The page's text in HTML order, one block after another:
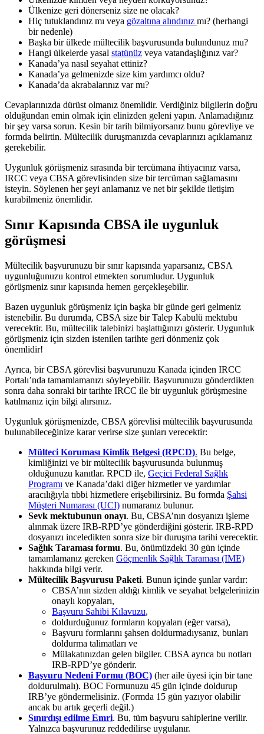
Ülkenize geri dönerseniz size ne olacak?
Hiç tutuklandınız mı veya gözaltına alındınız mı? (herhangi
bir nedenle)
Başka bir ülkede mültecilik başvurusunda bulundunuz mu?
Hangi ülkelerde yasal statünüz veya vatandaşlığınız var?
Kanada’ya nasıl seyahat ettiniz?
Kanada’ya gelmenizde size kim yardımcı oldu?
Kanada’da akrabalarınız var mı?
Cevaplarınızda dürüst olmanız önemlidir. Verdiğiniz bilgilerin doğru
olduğundan emin olmak için elinizden geleni yapın. Anlamadığınız
bir şey varsa sorun. Kesin bir tarih bilmiyorsanız bunu görevliye ve
formda belirtin. Mültecilik duruşmanızda cevaplarınızı açıklamanız
gerekebilir.
Uygunluk görüşmeniz sırasında bir tercümana ihtiyacınız varsa,
IRCC veya CBSA görevlisinden size bir tercüman sağlamasını
isteyin. Söylenen her şeyi anlamanız ve net bir şekilde iletişim
kurabilmeniz önemlidir.
Sınır Kapısında CBSA ile uygunluk
görüşmesi
Mültecilik başvurunuzu bir sınır kapısında yaparsanız, CBSA
uygunluğunuzu kontrol etmekten sorumludur. Uygunluk
görüşmeniz sınır kapısında hemen gerçekleşebilir.
Bazen uygunluk görüşmeniz için başka bir günde geri gelmeniz
istenebilir. Bu durumda, CBSA size bir Talep Kabulü mektubu
verecektir. Bu, mültecilik talebinizi başlattığınızı gösterir. Uygunluk
görüşmeniz için sizden istenilen tarihte geri dönmeniz çok
önemlidir!
Ayrıca, bir CBSA görevlisi başvurunuzu Kanada içinden IRCC
Portalı’nda tamamlamanızı söyleyebilir. Başvurunuzu gönderdikten
sonra daha sonraki bir tarihte IRCC ile bir uygunluk görüşmesine
katılmanız için bilgi alırsınız.
Uygunluk görüşmenizde, CBSA görevlisi mültecilik başvurusunda
bulunabileceğinize karar verirse size şunları verecektir:
Mülteci Koruması Kimlik Belgesi (RPCD). Bu belge,
kimliğinizi ve bir mültecilik başvurusunda bulunmuş
olduğunuzu kanıtlar. RPCD ile, Geçici Federal Sağlık
Programı ve Kanada’daki diğer hizmetler ve yardımlar
aracılığıyla tıbbi hizmetlere erişebilirsiniz. Bu formda Şahsi
Müşteri Numarası (UCI) numaranız bulunur.
Sevk mektubunun onayı. Bu, CBSA’nın dosyanızı işleme
alınmak üzere IRB-RPD’ye gönderdiğini gösterir. IRB-RPD
dosyanızı inceledikten sonra size bir duruşma tarihi verecektir.
Sağlık Taraması formu. Bu, önümüzdeki 30 gün içinde
tamamlamanız gereken Göçmenlik Sağlık Taraması (IME)
hakkında bilgi verir.
Mültecilik Başvurusu Paketi. Bunun içinde şunlar vardır:
CBSA’nın sizden aldığı kimlik ve seyahat belgelerinizin
onaylı kopyaları,
Başvuru Sahibi Kılavuzu,
doldurduğunuz formların kopyaları (eğer varsa),
Başvuru formlarını şahsen doldurmadıysanız, bunları
doldurma talimatları ve
Mülakatınızdan gelen bilgiler. CBSA ayrıca bu notları
IRB-RPD’ye gönderir.
Başvuru Nedeni Formu (BOC) (her aile üyesi için bir tane
doldurulmalı). BOC Formunuzu 45 gün içinde doldurup
IRB’ye göndermelisiniz. (Formda 15 gün yazıyor olabilir
ancak bu artık geçerli değil.)
Sınırdışı edilme Emri. Bu, tüm başvuru sahiplerine verilir.
Yalnızca başvurunuz reddedilirse uygulanır.